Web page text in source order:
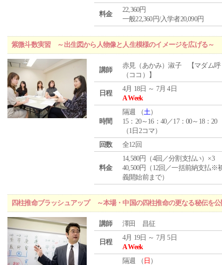
料金
22,360円
一般22,360円/入学者20,090円
紫微斗数実習 ～出生図から人物像と人生模様のイメージを広げる～
講師
赤見（あかみ）淑子 【マダム呼
（ココ）】
日程
4月 18日 ～ 7月 4日
A Week
時間
隔週 （土）
15：20～16：40／17：00～18：20
（1日2コマ）
回数
全12回
料金
14,580円（4回／分割支払い）×3
40,500円（12回／一括前納支払※
義開始前まで）
四柱推命ブラッシュアップ ～本場・中国の四柱推命の更なる秘伝を
講師 澤田 昌征
日程
4月 19日 ～ 7月 5日
A Week
隔週 （ 日 ）